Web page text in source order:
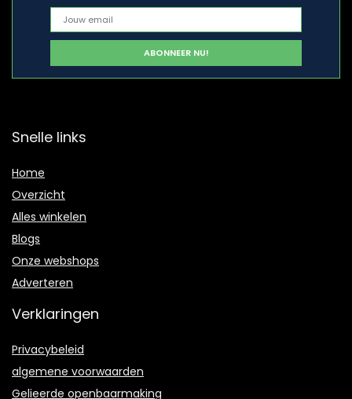
Snelle links
Home
Overzicht
Alles winkelen
Blogs
Onze webshops
Adverteren
Verklaringen
Privacybeleid
algemene voorwaarden
Gelieerde openbaarmaking